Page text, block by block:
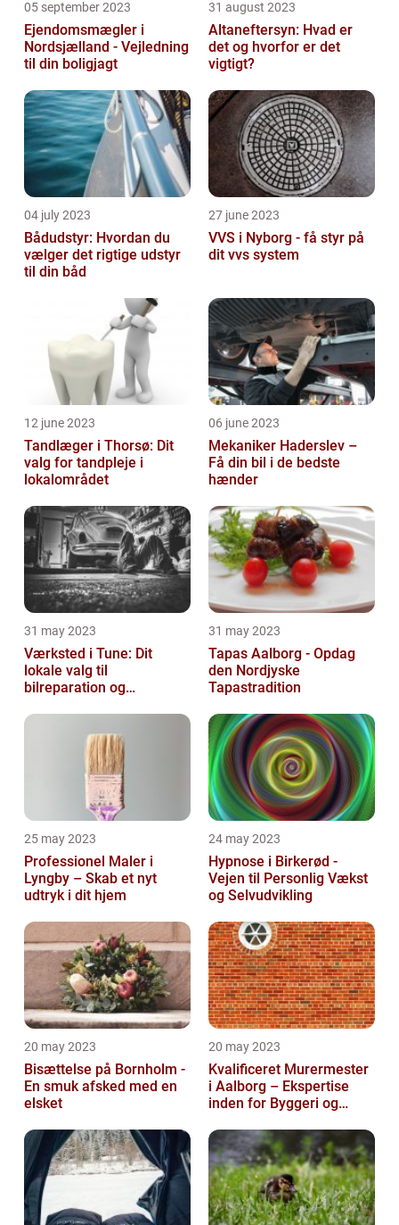
05 september 2023
Ejendomsmægler i
Nordsjælland - Vejledning
til din boligjagt
31 august 2023
Altaneftersyn: Hvad er
det og hvorfor er det
vigtigt?
04 july 2023
Bådudstyr: Hvordan du
vælger det rigtige udstyr
til din båd
27 june 2023
VVS i Nyborg - få styr på
dit vvs system
12 june 2023
Tandlæger i Thorsø: Dit
valg for tandpleje i
lokalområdet
06 june 2023
Mekaniker Haderslev –
Få din bil i de bedste
hænder
31 may 2023
Værksted i Tune: Dit
lokale valg til
bilreparation og
31 may 2023
Tapas Aalborg - Opdag
den Nordjyske
Tapastradition
25 may 2023
Professionel Maler i
Lyngby – Skab et nyt
udtryk i dit hjem
24 may 2023
Hypnose i Birkerød -
Vejen til Personlig Vækst
og Selvudvikling
20 may 2023
Bisættelse på Bornholm -
En smuk afsked med en
elsket
20 may 2023
Kvalificeret Murermester
i Aalborg – Ekspertise
inden for Byggeri og